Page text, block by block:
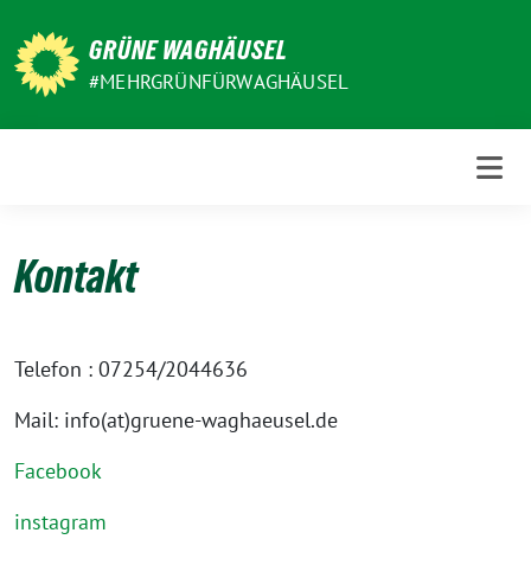
zum
Inhalt
GRÜNE WAGHÄUSEL
#MEHRGRÜNFÜRWAGHÄUSEL
Kontakt
Telefon : 07254/2044636
Mail: info(at)gruene-waghaeusel.de
Facebook
instagram